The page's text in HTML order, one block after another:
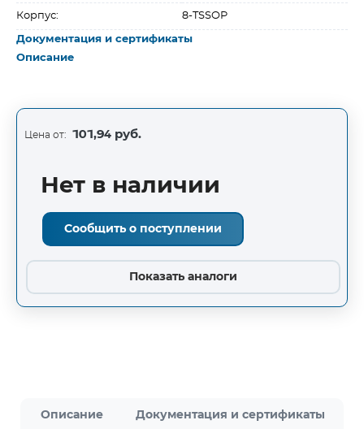
Корпус: 8-TSSOP
Документация и сертификаты
Описание
Цена от: 101,94 руб.
Нет в наличии
Сообщить о поступлении
Показать аналоги
Описание Документация и сертификаты